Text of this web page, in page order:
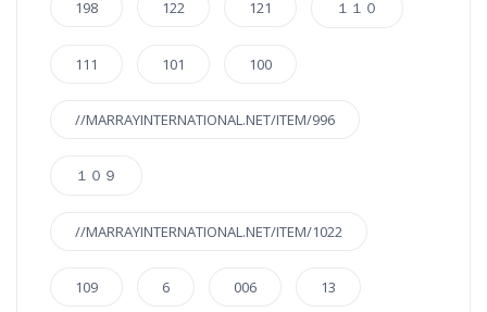
198 122 121 １１０
111 101 100
//MARRAYINTERNATIONAL.NET/ITEM/996
１０９
//MARRAYINTERNATIONAL.NET/ITEM/1022
109 6 006 13